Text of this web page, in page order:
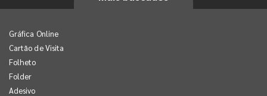
Gráfica Online
Cartão de Visita
Folheto
Folder
Adesivo